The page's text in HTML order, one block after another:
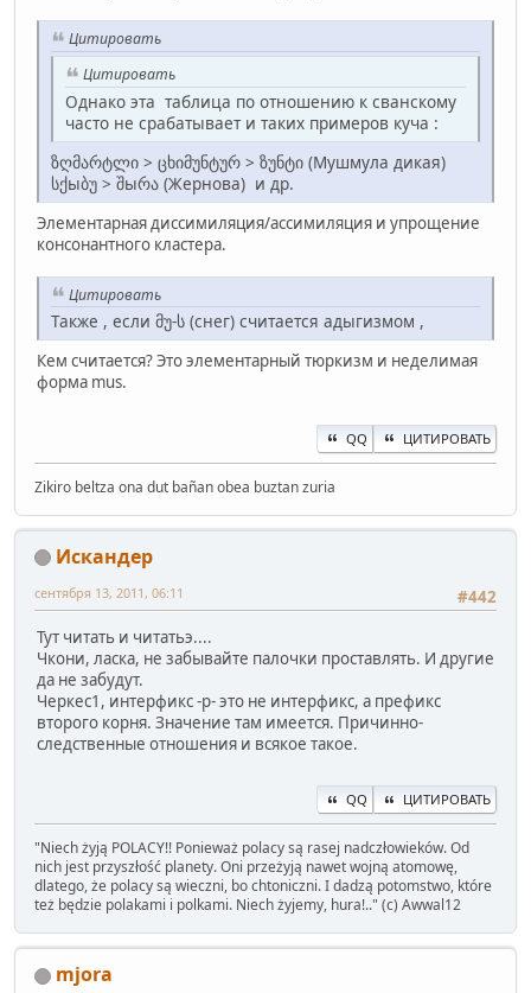
Цитировать
Цитировать
Однако эта таблица по отношению к сванскому
часто не срабатывает и таких примеров куча :
ზღმარტლი > ცხიმუნტურ > ზუნტი (Мушмула дикая)
სქыბუ > შыრა (Жернова) и др.
Элементарная диссимиляция/ассимиляция и упрощение
консонантного кластера.
Цитировать
Также , если მუ-ს (снег) считается адыгизмом ,
Кем считается? Это элементарный тюркизм и неделимая
форма mus.
QQ ЦИТИРОВАТЬ
Zikiro beltza ona dut bañan obea buztan zuria
Искандер
#442
сентября 13, 2011, 06:11
Тут читать и читатьэ....
Чкони, ласка, не забывайте палочки проставлять. И другие
да не забудут.
Черкес1, интерфикс -р- это не интерфикс, а префикс
второго корня. Значение там имеется. Причинно-
следственные отношения и всякое такое.
QQ ЦИТИРОВАТЬ
" Niech żyją POLACY!! Ponieważ polacy są rasej nadczłowieków. Od
nich jest przyszłość planety. Oni przeżyją nawet wojną atomowę,
dlatego, że polacy są wieczni, bo chtoniczni. I dadzą potomstwo, które
też będzie polakami i polkami. Niech żyjemy, hura!.." (c) Awwal12
mjora